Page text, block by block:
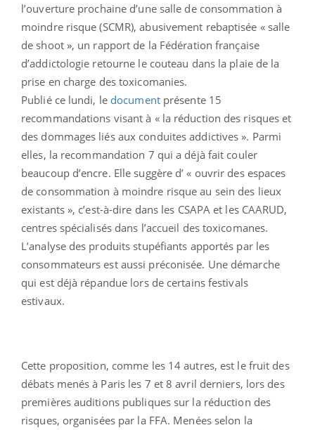
l’ouverture prochaine d’une salle de consommation à
moindre risque (SCMR), abusivement rebaptisée « salle
de shoot », un rapport de la Fédération française
d’addictologie retourne le couteau dans la plaie de la
prise en charge des toxicomanies.
Publié ce lundi, le documentprésente 15
recommandations visant à « la réduction des risques et
des dommages liés aux conduites addictives ». Parmi
elles, la recommandation 7 qui a déjà fait couler
beaucoup d’encre. Elle suggère d’ « ouvrir des espaces
de consommation à moindre risque au sein des lieux
existants », c’est-à-dire dans les CSAPA et les CAARUD,
centres spécialisés dans l’accueil des toxicomanes.
L’analyse des produits stupéfiants apportés par les
consommateurs est aussi préconisée. Une démarche
qui est déjà répandue lors de certains festivals
estivaux.
Cette proposition, comme les 14 autres, est le fruit des
débats menés à Paris les 7 et 8 avril derniers, lors des
premières auditions publiques sur la réduction des
risques, organisées par la FFA. Menées selon la